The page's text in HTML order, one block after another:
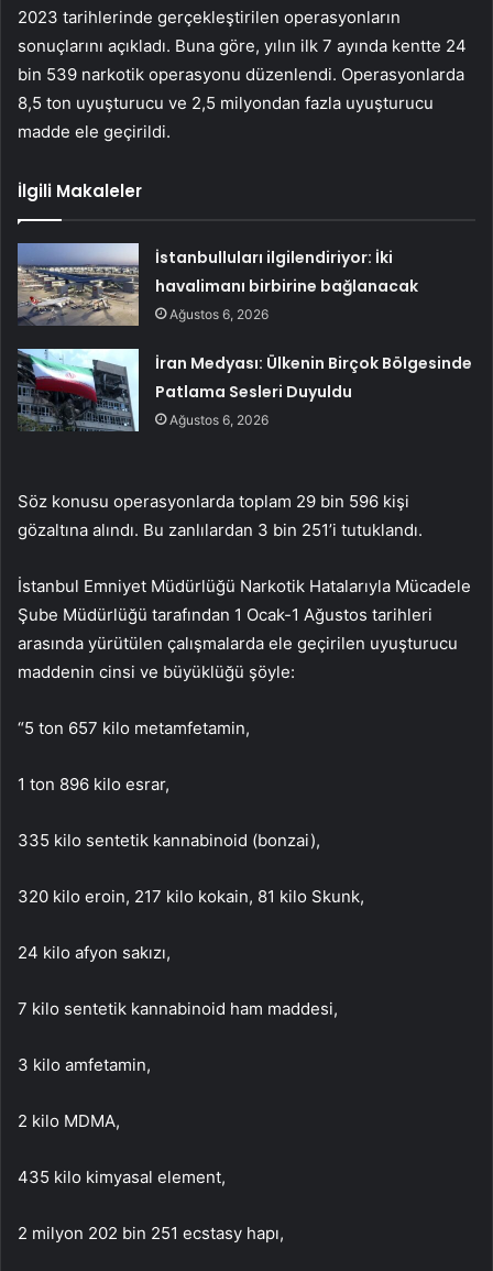
2023 tarihlerinde gerçekleştirilen operasyonların
sonuçlarını açıkladı. Buna göre, yılın ilk 7 ayında kentte 24
bin 539 narkotik operasyonu düzenlendi. Operasyonlarda
8,5 ton uyuşturucu ve 2,5 milyondan fazla uyuşturucu
madde ele geçirildi.
İlgili Makaleler
İstanbulluları ilgilendiriyor: İki
havalimanı birbirine bağlanacak
Ağustos 6, 2026
İran Medyası: Ülkenin Birçok Bölgesinde
Patlama Sesleri Duyuldu
Ağustos 6, 2026
Söz konusu operasyonlarda toplam 29 bin 596 kişi
gözaltına alındı. Bu zanlılardan 3 bin 251’i tutuklandı.
İstanbul Emniyet Müdürlüğü Narkotik Hatalarıyla Mücadele
Şube Müdürlüğü tarafından 1 Ocak-1 Ağustos tarihleri ​​
arasında yürütülen çalışmalarda ele geçirilen uyuşturucu
maddenin cinsi ve büyüklüğü şöyle:
“5 ton 657 kilo metamfetamin,
1 ton 896 kilo esrar,
335 kilo sentetik kannabinoid (bonzai),
320 kilo eroin, 217 kilo kokain, 81 kilo Skunk,
24 kilo afyon sakızı,
7 kilo sentetik kannabinoid ham maddesi,
3 kilo amfetamin,
2 kilo MDMA,
435 kilo kimyasal element,
2 milyon 202 bin 251 ecstasy hapı,